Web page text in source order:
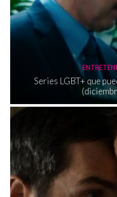
Series LGBT+ que